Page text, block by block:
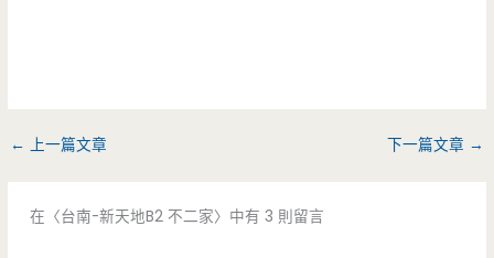
← 上一篇文章 下一篇文章 →
在〈台南-新天地B2 不二家〉中有 3 則留言